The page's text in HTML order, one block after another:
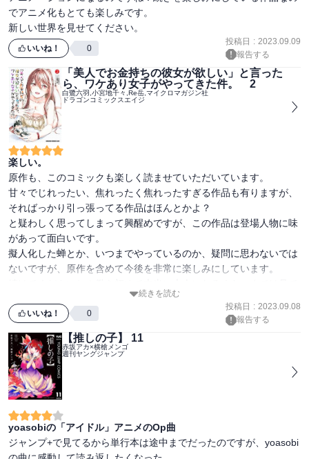
でアニメ化もとても楽しみです。
新しい世界を見せてください。
いいね！ 0
投稿日 : 2023.09.09
報告する
「美人でお金持ちの彼女が欲しい」と言った
ら、ワケあり女子がやってきた件。 2
白鷺六羽,小宮地千々,Re岳,マイクロマガジン社
ドラゴンコミックスエイジ
楽しい。
原作も、このコミックも楽しく読ませていただいています。
甘々でじれったい、焦れったく焦れったすぎる作品も有りますが、
そればっかり引っ張ってる作品はほんとかよ？
と疑わしく思ってしまって興醒めですが、この作品は登場人物に味
があって面白いです。
擬人化した蝉とか、いつまでやっているのか、疑問に思わないでは
ないですが、原作を含めて今後を非常に楽しみにしています。
個人的には、ゆるふわモンスターが好きなので続編をとても楽しみ
続きを読む
いいね！ 0
投稿日 : 2023.09.08
報告する
【推しの子】 11
赤坂アカ×横槍メンゴ
週刊ヤングジャンプ
yoasobiの「アイドル」アニメのOp曲
ジャンプ+で見てるから単行本は途中までだったのですが、yoasobi